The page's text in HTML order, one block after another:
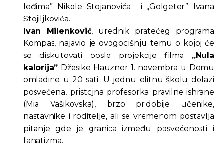
leđima” Nikole Stojanovića  i „Golgeter” Ivana
Stojiljkovića.
Ivan Milenković, urednik pratećeg programa
Kompas, najavio je ovogodišnju temu o kojoj će
se diskutovati posle projekcije filma „Nula
kalorija” Džesike Hauzner 1. novembra u Domu
omladine u 20 sati. U jednu elitnu školu dolazi
posvećena, pristojna profesorka pravilne ishrane
(Mia Vašikovska), brzo pridobije učenike,
nastavnike i roditelje, ali se vremenom postavlja
pitanje gde je granica između posvećenosti i
fanatizma.